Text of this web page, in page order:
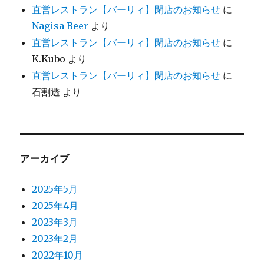
直営レストラン【バーリィ】閉店のお知らせ に
Nagisa Beer より
直営レストラン【バーリィ】閉店のお知らせ に
K.Kubo より
直営レストラン【バーリィ】閉店のお知らせ に
石割透 より
アーカイブ
2025年5月
2025年4月
2023年3月
2023年2月
2022年10月